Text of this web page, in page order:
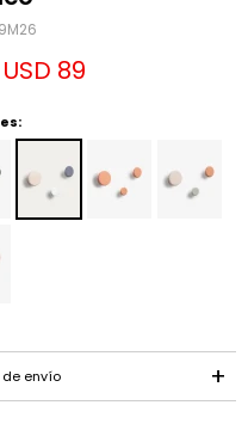
USD 89
envío